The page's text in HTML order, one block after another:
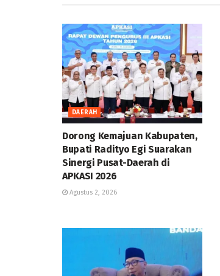
DAERAH
Dorong Kemajuan Kabupaten,
Bupati Radityo Egi Suarakan
Sinergi Pusat-Daerah di
APKASI 2026
Agustus 2, 2026